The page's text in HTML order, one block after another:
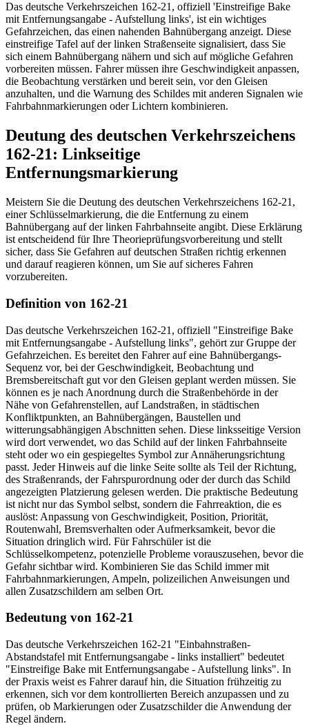
Das deutsche Verkehrszeichen 162-21, offiziell 'Einstreifige Bake
mit Entfernungsangabe - Aufstellung links', ist ein wichtiges
Gefahrzeichen, das einen nahenden Bahnübergang anzeigt. Diese
einstreifige Tafel auf der linken Straßenseite signalisiert, dass Sie
sich einem Bahnübergang nähern und sich auf mögliche Gefahren
vorbereiten müssen. Fahrer müssen ihre Geschwindigkeit anpassen,
die Beobachtung verstärken und bereit sein, vor den Gleisen
anzuhalten, und die Warnung des Schildes mit anderen Signalen wie
Fahrbahnmarkierungen oder Lichtern kombinieren.
Deutung des deutschen Verkehrszeichens
162-21: Linkseitige
Entfernungsmarkierung
Meistern Sie die Deutung des deutschen Verkehrszeichens 162-21,
einer Schlüsselmarkierung, die die Entfernung zu einem
Bahnübergang auf der linken Fahrbahnseite angibt. Diese Erklärung
ist entscheidend für Ihre Theorieprüfungsvorbereitung und stellt
sicher, dass Sie Gefahren auf deutschen Straßen richtig erkennen
und darauf reagieren können, um Sie auf sicheres Fahren
vorzubereiten.
Definition von 162-21
Das deutsche Verkehrszeichen 162-21, offiziell "Einstreifige Bake
mit Entfernungsangabe - Aufstellung links", gehört zur Gruppe der
Gefahrzeichen. Es bereitet den Fahrer auf eine Bahnübergangs-
Sequenz vor, bei der Geschwindigkeit, Beobachtung und
Bremsbereitschaft gut vor den Gleisen geplant werden müssen. Sie
können es je nach Anordnung durch die Straßenbehörde in der
Nähe von Gefahrenstellen, auf Landstraßen, in städtischen
Konfliktpunkten, an Bahnübergängen, Baustellen und
witterungsabhängigen Abschnitten sehen. Diese linksseitige Version
wird dort verwendet, wo das Schild auf der linken Fahrbahnseite
steht oder wo ein gespiegeltes Symbol zur Annäherungsrichtung
passt. Jeder Hinweis auf die linke Seite sollte als Teil der Richtung,
des Straßenrands, der Fahrspurordnung oder der durch das Schild
angezeigten Platzierung gelesen werden. Die praktische Bedeutung
ist nicht nur das Symbol selbst, sondern die Fahrreaktion, die es
auslöst: Anpassung von Geschwindigkeit, Position, Priorität,
Routenwahl, Bremsverhalten oder Aufmerksamkeit, bevor die
Situation dringlich wird. Für Fahrschüler ist die
Schlüsselkompetenz, potenzielle Probleme vorauszusehen, bevor die
Gefahr sichtbar wird. Kombinieren Sie das Schild immer mit
Fahrbahnmarkierungen, Ampeln, polizeilichen Anweisungen und
allen Zusatzschildern am selben Ort.
Bedeutung von 162-21
Das deutsche Verkehrszeichen 162-21 "Einbahnstraßen-
Abstandstafel mit Entfernungsangabe - links installiert" bedeutet
"Einstreifige Bake mit Entfernungsangabe - Aufstellung links". In
der Praxis weist es Fahrer darauf hin, die Situation frühzeitig zu
erkennen, sich vor dem kontrollierten Bereich anzupassen und zu
prüfen, ob Markierungen oder Zusatzschilder die Anwendung der
Regel ändern.